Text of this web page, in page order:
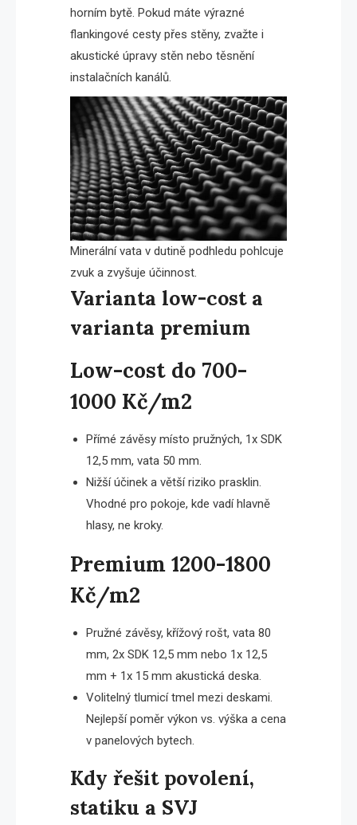
horním bytě. Pokud máte výrazné
flankingové cesty přes stěny, zvažte i
akustické úpravy stěn nebo těsnění
instalačních kanálů.
Minerální vata v dutině podhledu pohlcuje
zvuk a zvyšuje účinnost.
Varianta low-cost a
varianta premium
Low-cost do 700-
1000 Kč/m2
Přímé závěsy místo pružných, 1x SDK
12,5 mm, vata 50 mm.
Nižší účinek a větší riziko prasklin.
Vhodné pro pokoje, kde vadí hlavně
hlasy, ne kroky.
Premium 1200-1800
Kč/m2
Pružné závěsy, křížový rošt, vata 80
mm, 2x SDK 12,5 mm nebo 1x 12,5
mm + 1x 15 mm akustická deska.
Volitelný tlumicí tmel mezi deskami.
Nejlepší poměr výkon vs. výška a cena
v panelových bytech.
Kdy řešit povolení,
statiku a SVJ